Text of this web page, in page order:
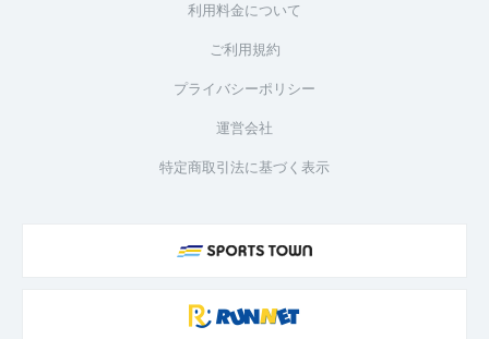
利用料金について
ご利用規約
プライバシーポリシー
運営会社
特定商取引法に基づく表示